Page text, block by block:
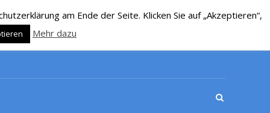
am Ende der Seite. Klicken Sie auf „Akzeptieren“,
Mehr dazu